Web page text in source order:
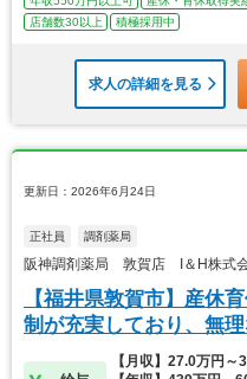
店舗数30以上
積極採用中
求人の詳細を見る
更新日：2026年6月24日
正社員 調剤薬局
阪神調剤薬局 敦賀店 I＆H株式
【福井県敦賀市】産休
制が充実しており、無理
【月収】27.0万円